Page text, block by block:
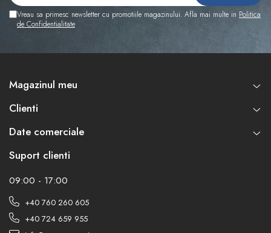
Vreau sa primesc newsletter cu promotiile magazinului. Afla mai multe in Politica
de Confidentialitate
Magazinul meu
Clienti
Date comerciale
Suport clienti
09:00 - 17:00
+40 760 260 605
+40 724 659 955